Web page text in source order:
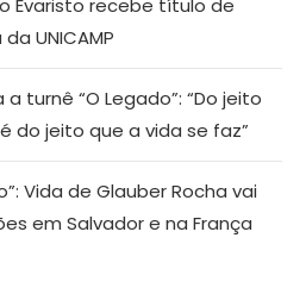
Evaristo recebe título de
UNICAMP
turnê “O Legado”: “Do jeito
do jeito que a vida se faz”
Vida de Glauber Rocha vai
em Salvador e na França